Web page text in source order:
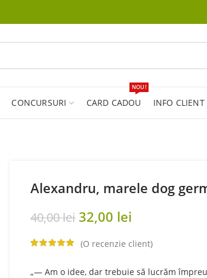
CONCURSURI CARD CADOU
NOU!
INFO CLIENT
Alexandru, marele dog
40,00lei Original
was:
32,00 lei
is:
(O recenzie client)
„— Am o idee, dar trebuie să lucrăm